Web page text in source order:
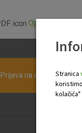
Opći uvjeti za
Prijava na newsletter
Stranica